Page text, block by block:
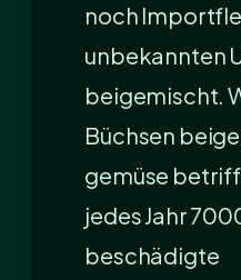
noch
unbekannten
beigemischt.
Büchsen
gemüse
jedes Jahr
beschädigte